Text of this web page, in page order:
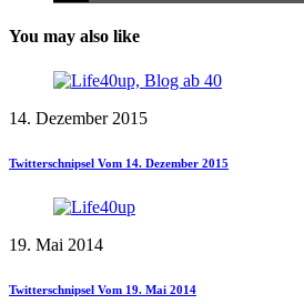
You may also like
14. Dezember 2015
Twitterschnipsel Vom 14. Dezember 2015
19. Mai 2014
Twitterschnipsel Vom 19. Mai 2014